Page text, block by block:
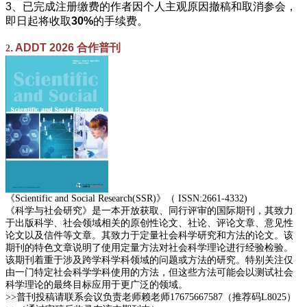
3、已完成注册缴费的作者因个人主观原因撤稿和取消参会，
即日起将收取30%的手续费。
2. ADDT 2026 合作普刊
《Scientific and Social Research(SSR)》（ ISSN:2661-4332)
《科学与社会研究》是一本开放获取、同行评审的国际期刊，其致力
于出版科学、社会领域相关的原创性论文、社论、评论文章、意见性
论文以及信件等文章。其致力于定量社会科学研究和方法的论文。该
期刊的特色文章说明了使用定量方法对社会科学理论进行经验检验。
该期刊着重于涉及跨学科学科领域的问题或方法的研究。特别关注仅
由一门特定社会科学学科使用的方法，但这些方法可能会以测试社会
科学理论的最终目标应用于更广泛的领域。
>>普刊投稿请联系会议负责老师赖老师17675667587（推荐码L8025）